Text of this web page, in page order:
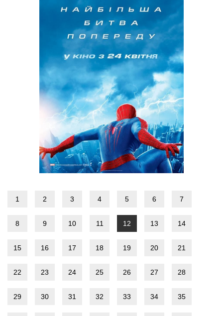
1 2 3 4 5 6 7
8 9 10 11 12 13 14
15 16 17 18 19 20 21
22 23 24 25 26 27 28
29 30 31 32 33 34 35